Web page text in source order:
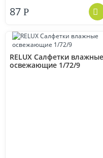
87 Р
RELUX Салфетки влажные
освежающие 1/72/9